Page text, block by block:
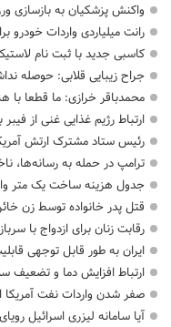
واکنش پزشکیان به بازسازی
رانت میلیاردی واردات خودرو
کاسبی جدید با ثبت نام
جراح زیبایی قلابی: حوصله
محمدباقر خرازی: ما قطعا با
ارتباط رژیم غذایی غنی از
رئیس ستاد مشترک ارتش
ترامپ در حمله‌ به رسانه‌ها،
جدول هزینه ساخت یک متر واحد
قتل پدر خانواده توسط زن
رقابت زنان برای ازدواج با
ایران به طور قابل توجهی
ارتباط افزایش دما و تضعیف
صفر شدن واردات نفت
آیا سامانه لیزری اسرائیل